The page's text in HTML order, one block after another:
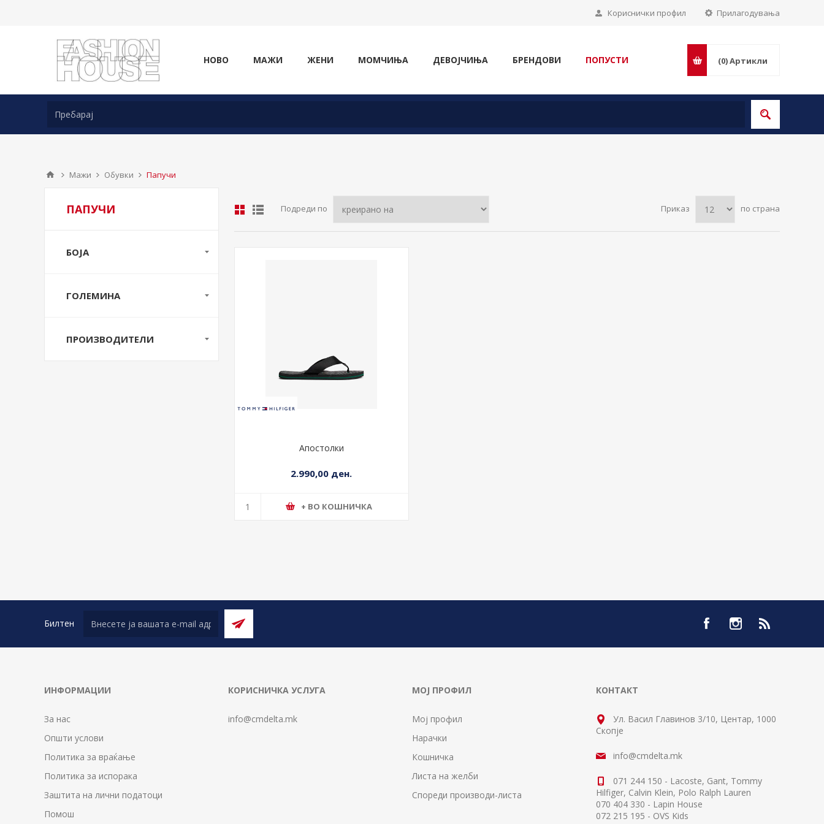
Прилагодувања
Кориснички профил
НОВО МАЖИ ЖЕНИ МОМЧИЊА ДЕВОЈЧИЊА БРЕНДОВИ ПОПУСТИ (0)Артикли
Мажи Обувки Папучи
Подреди по Приказ по страна
Апостолки
2.990,00 ден.
+ ВО КОШНИЧКА
ПАПУЧИ
БОЈА
ГОЛЕМИНА
ПРОИЗВОДИТЕЛИ
Билтен
ИНФОРМАЦИИ
За нас
Општи услови
Политика за враќање
Политика за испорака
Заштита на лични податоци
Помош
КОРИСНИЧКА УСЛУГА
info@cmdelta.mk
МОЈ ПРОФИЛ
Мој профил
Нарачки
Кошничка
Листа на желби
Спореди производи-листа
КОНТАКТ
Ул. Васил Главинов 3/10, Центар, 1000
Скопје
info@cmdelta.mk
071 244 150 - Lacoste, Gant, Tommy
Hilfiger, Calvin Klein, Polo Ralph Lauren
070 404 330 - Lapin House
072 215 195 - OVS Kids